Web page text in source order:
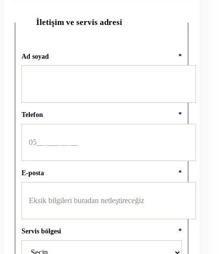
İletişim ve servis adresi
Ad soyad *
Telefon *
E-posta *
Servis bölgesi *